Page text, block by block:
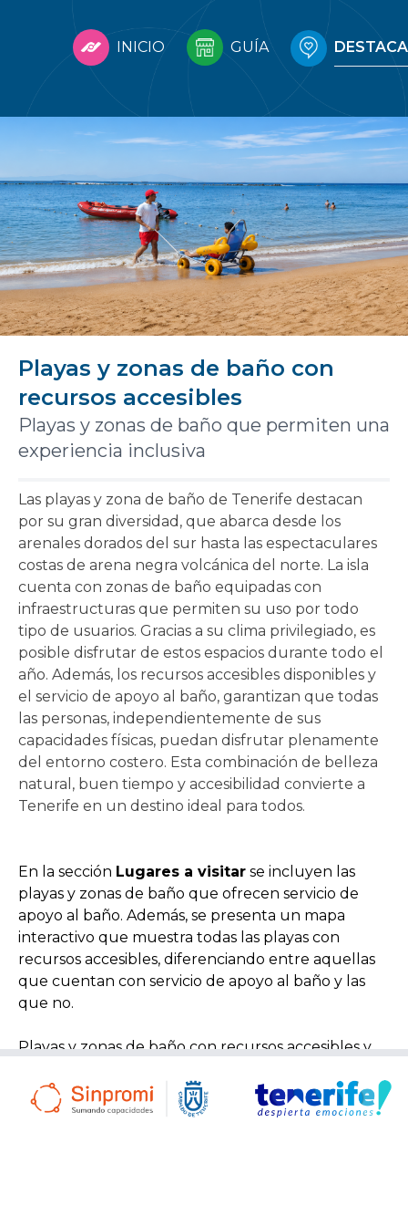
INICIO GUÍA
Playas y zonas de baño con
recursos accesibles
Playas y zonas de baño que permiten una
experiencia inclusiva
Las playas y zona de baño de Tenerife destacan
por su gran diversidad, que abarca desde los
arenales dorados del sur hasta las espectaculares
costas de arena negra volcánica del norte. La isla
cuenta con zonas de baño equipadas con
infraestructuras que permiten su uso por todo
tipo de usuarios. Gracias a su clima privilegiado, es
posible disfrutar de estos espacios durante todo el
año. Además, los recursos accesibles disponibles y
el servicio de apoyo al baño, garantizan que todas
las personas, independientemente de sus
capacidades físicas, puedan disfrutar plenamente
del entorno costero. Esta combinación de belleza
natural, buen tiempo y accesibilidad convierte a
Tenerife en un destino ideal para todos.
En la sección Lugares a visitar se incluyen las
playas y zonas de baño que ofrecen servicio de
apoyo al baño. Además, se presenta un mapa
interactivo que muestra todas las playas con
recursos accesibles, diferenciando entre aquellas
que cuentan con servicio de apoyo al baño y las
que no.
Playas y zonas de baño con recursos accesibles y